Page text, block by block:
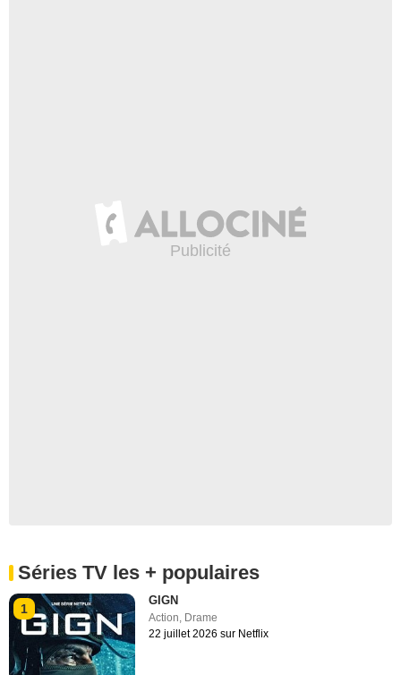
Séries TV les + populaires
1
GIGN
Action Drame
22 juillet 2026 sur Netflix